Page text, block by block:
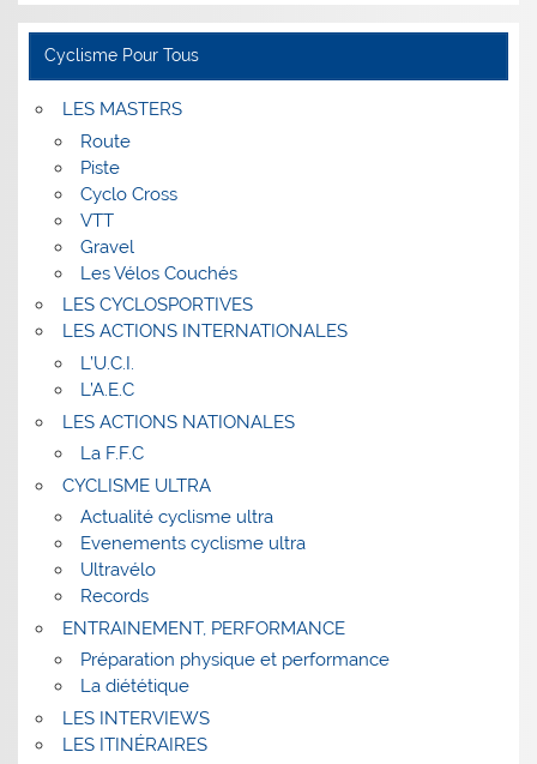
Cyclisme Pour Tous
LES MASTERS
Route
Piste
Cyclo Cross
VTT
Gravel
Les Vélos Couchés
LES CYCLOSPORTIVES
LES ACTIONS INTERNATIONALES
L’U.C.I.
L’A.E.C
LES ACTIONS NATIONALES
La F.F.C
CYCLISME ULTRA
Actualité cyclisme ultra
Evenements cyclisme ultra
Ultravélo
Records
ENTRAINEMENT, PERFORMANCE
Préparation physique et performance
La diététique
LES INTERVIEWS
LES ITINÉRAIRES